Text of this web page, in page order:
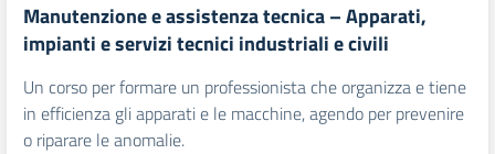
Manutenzione e assistenza tecnica – Apparati,
impianti e servizi tecnici industriali e civili
Un corso per formare un professionista che organizza e tiene
in efficienza gli apparati e le macchine, agendo per prevenire
o riparare le anomalie.